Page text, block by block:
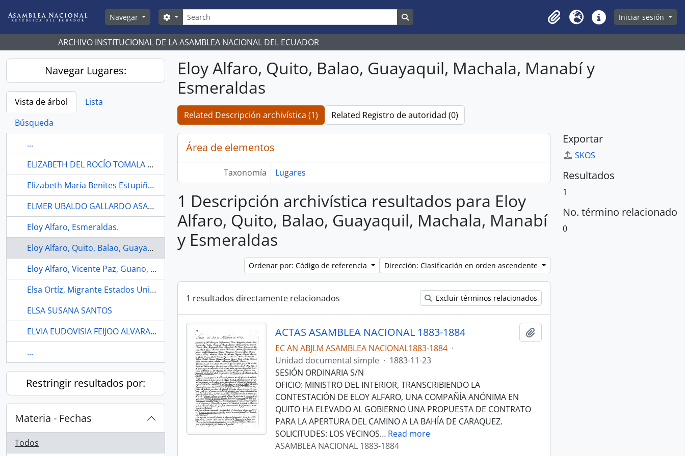
Navegar
Búsqueda
Search options
Clipboard
Idioma Enlaces rápidos
Iniciar sesión
ARCHIVO INSTITUCIONAL DE LA ASAMBLEA NACIONAL DEL ECUADOR
Navegar Lugares:
Vista de árbol
Lista
Búsqueda
...
ELIZABETH DEL ROCÍO TOMALA ROSALES
Elizabeth María Benites Estupiñán
ELMER UBALDO GALLARDO ASANZA
Eloy Alfaro, Esmeraldas.
Eloy Alfaro, Quito, Balao, Guayaquil, Machala, Manabí y Esmeraldas
Eloy Alfaro, Vicente Paz, Guano, Loja
Elsa Ortíz, Migrante Estados Unidos
ELSA SUSANA SANTOS
ELVIA EUDOVISIA FEIJOO ALVARADO.
...
Restringir resultados por:
Materia - Fechas
Todos
Eloy Alfaro, Quito, Balao, Guayaquil, Machala, Manabí y
Esmeraldas
Related Descripción archivística (1) Related Registro de autoridad (0)
Área de elementos
Taxonomía Lugares
1 Descripción archivística resultados para Eloy
Alfaro, Quito, Balao, Guayaquil, Machala, Manabí
y Esmeraldas
Ordenar por: Código de referencia Dirección: Clasificación en orden ascendente
1 resultados directamente relacionados Excluir términos relacionados
ACTAS ASAMBLEA NACIONAL 1883-1884
EC AN ABJLM ASAMBLEA NACIONAL1883-1884 ·
Unidad documental simple · 1883-11-23
SESIÓN ORDINARIA S/N
OFICIO: MINISTRO DEL INTERIOR, TRANSCRIBIENDO LA
CONTESTACIÓN DE ELOY ALFARO, UNA COMPAÑÍA ANÓNIMA EN
QUITO HA ELEVADO AL GOBIERNO UNA PROPUESTA DE CONTRATO
PARA LA APERTURA DEL CAMINO A LA BAHÍA DE CARAQUEZ.
SOLICITUDES: LOS VECINOS… Read more
ASAMBLEA NACIONAL 1883-1884
Exportar
SKOS
Resultados
1
No. término relacionado
0